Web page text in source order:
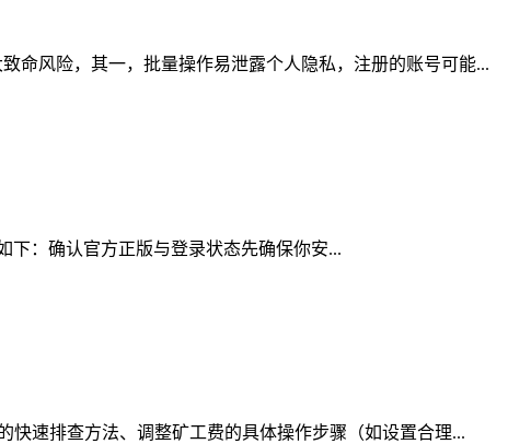
命风险，其一，批量操作易泄露个人隐私，注册的账号可能...
下：确认官方正版与登录状态先确保你安...
快速排查方法、调整矿工费的具体操作步骤（如设置合理...